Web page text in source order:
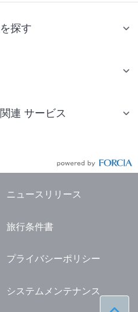
探す
連 サービス
ニュースリリース
旅行条件書
プライバシーポリシー
システムメンテナンス